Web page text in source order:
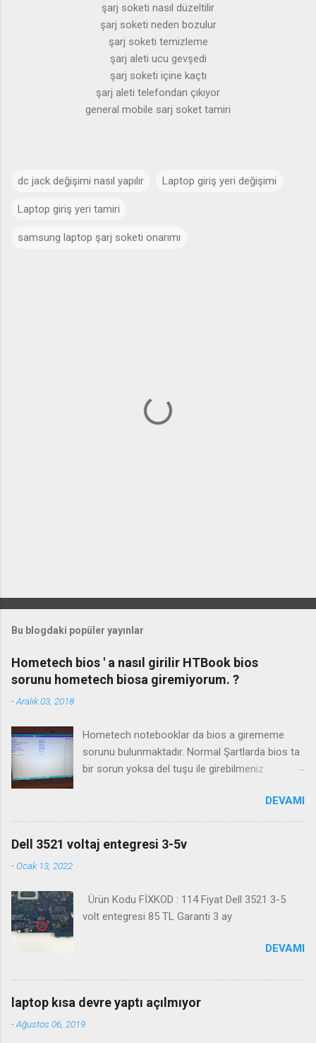
şarj soketi nasıl düzeltilir
şarj soketi neden bozulur
şarj soketi temizleme
şarj aleti ucu gevşedi
şarj soketi içine kaçtı
şarj aleti telefondan çıkıyor
general mobile sarj soket tamiri
dc jack değişimi nasıl yapılır Laptop giriş yeri değişimi
Laptop giriş yeri tamiri
samsung laptop şarj soketi onarımı
Bu blogdaki popüler yayınlar
Hometech bios ' a nasıl girilir HTBook bios
sorunu hometech biosa giremiyorum. ?
-Aralık 03, 2018
Hometech notebooklar da bios a girememe
sorunu bulunmaktadır. Normal Şartlarda bios ta
bir sorun yoksa del tuşu ile girebilmeniz
yaramaktadır. Biosa girme videosu izleyin
Kanalimiza abone olmayı unutmayın
DEVAMI
Dell 3521 voltaj entegresi 3-5v
-Ocak 13, 2022
Ürün Kodu FİXKOD : 114 Fiyat Dell 3521 3-5
volt entegresi 85 TL Garanti 3 ay
DEVAMI
laptop kısa devre yaptı açılmıyor
-Ağustos 06, 2019